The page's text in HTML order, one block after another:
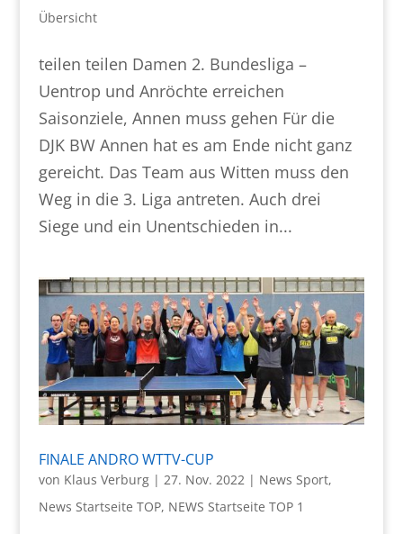
Übersicht
teilen teilen Damen 2. Bundesliga –
Uentrop und Anröchte erreichen
Saisonziele, Annen muss gehen Für die
DJK BW Annen hat es am Ende nicht ganz
gereicht. Das Team aus Witten muss den
Weg in die 3. Liga antreten. Auch drei
Siege und ein Unentschieden in...
FINALE ANDRO WTTV-CUP
von Klaus Verburg| 27. Nov. 2022| News Sport,
News Startseite TOP, NEWS Startseite TOP 1